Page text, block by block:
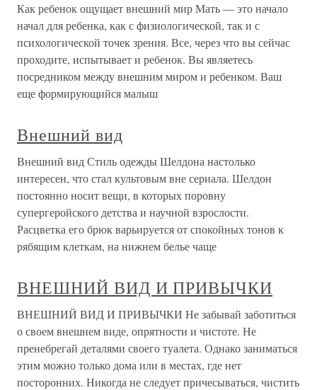
Как ребенок ощущает внешний мир Мать — это начало
начал для ребенка, как с физиологической, так и с
психологической точек зрения. Все, через что вы сейчас
проходите, испытывает и ребенок. Вы являетесь
посредником между внешним миром и ребенком. Ваш
еще формирующийся малыш
Внешний вид
Внешний вид Стиль одежды Шелдона настолько
интересен, что стал культовым вне сериала. Шелдон
постоянно носит вещи, в которых поровну
супергеройского детства и научной взрослости.
Расцветка его брюк варьируется от спокойных тонов к
рябящим клеткам, на нижнем белье чаще
ВНЕШНИЙ ВИД И ПРИВЫЧКИ
ВНЕШНИЙ ВИД И ПРИВЫЧКИ Не забывай заботиться
о своем внешнем виде, опрятности и чистоте. Не
пренебрегай деталями своего туалета. Однако заниматься
этим можно только дома или в местах, где нет
посторонних. Никогда не следует причесываться, чистить